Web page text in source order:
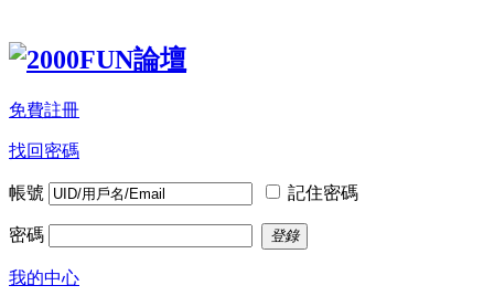
免費註冊
找回密碼
帳號 記住密碼
密碼 登錄
我的中心